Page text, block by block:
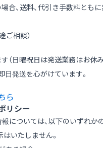
合、送料、代引き手数料とも
ご相談）
（日曜祝日は発送業務はお休
日発送を心がけています。
ら
リシー
については、以下のいずれか
いたしません。